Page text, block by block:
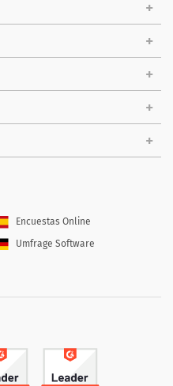
Encuestas Online
Umfrage Software